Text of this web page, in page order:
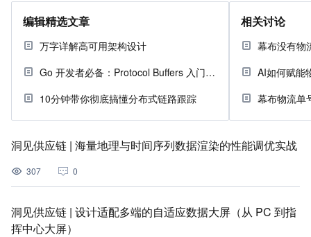
编辑精选文章
万字详解高可用架构设计
Go 开发者必备：Protocol Buffers 入门指南
10分钟带你彻底搞懂分布式链路跟踪
相关讨论
幕布没有物
AI如何赋能
幕布物流单
洞见供应链 | 海量地理与时间序列数据渲染的性能调优实战
307 0
洞见供应链 | 设计适配多端的自适应数据大屏（从 PC 到指
挥中心大屏）